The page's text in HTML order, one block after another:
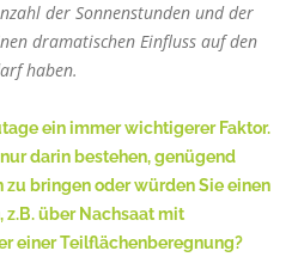
der Sonnenstunden und der
dramatischen Einfluss auf den
haben.
ein immer wichtigerer Faktor.
darin bestehen, genügend
bringen oder würden Sie einen
z.B. über Nachsaat mit
einer Teilflächenberegnung?